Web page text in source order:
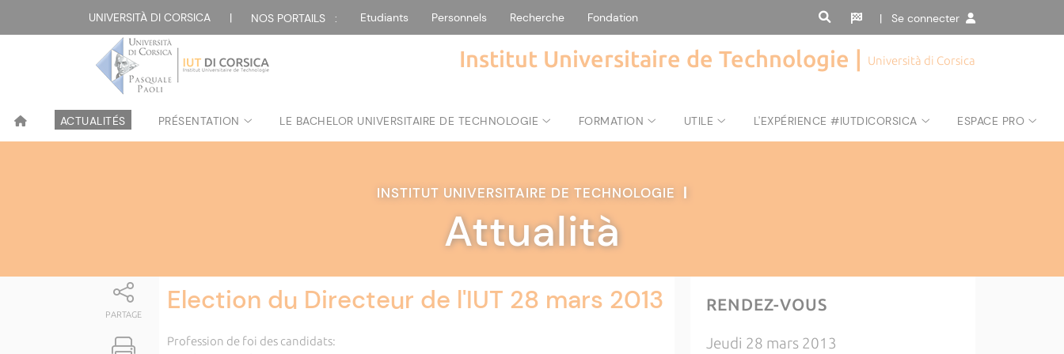
UNIVERSITÀ DI CORSICA | NOS PORTAILS : Etudiants Personnels Recherche Fondation | Se connecter
Institut Universitaire de Technologie | Università di Corsica
ACTUALITÉS PRÉSENTATION LE BACHELOR UNIVERSITAIRE DE TECHNOLOGIE FORMATION UTILE L'EXPÉRIENCE #IUTDICORSICA ESPACE PRO
INSTITUT UNIVERSITAIRE DE TECHNOLOGIE |
Attualità
PARTAGE Election du Directeur de l'IUT 28 mars 2013
Profession de foi des candidats:
RENDEZ-VOUS
Jeudi 28 mars 2013